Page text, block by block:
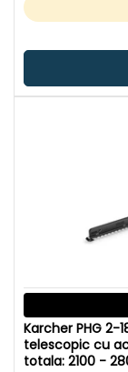
Karcher PHG
telescopic cu
totala: 2100 -